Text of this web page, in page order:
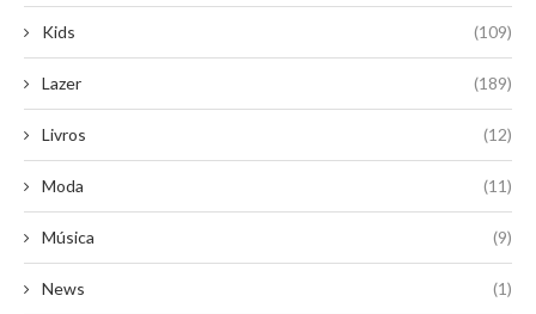
Kids (109)
Lazer (189)
Livros (12)
Moda (11)
Música (9)
News (1)